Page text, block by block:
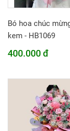
Bó hoa chúc
kem - HB1069
400.000 đ